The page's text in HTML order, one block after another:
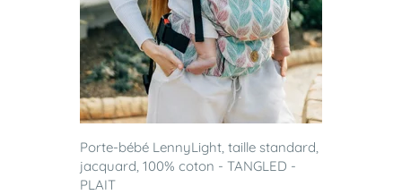
Porte-bébé LennyLight, taille standard,
jacquard, 100% coton - TANGLED -
PLAIT